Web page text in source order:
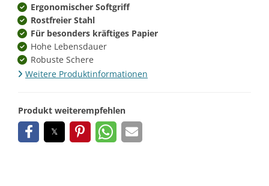
Ergonomischer Softgriff
Rostfreier Stahl
Für besonders kräftiges Papier
Hohe Lebensdauer
Robuste Schere
Weitere Produktinformationen
Produkt weiterempfehlen